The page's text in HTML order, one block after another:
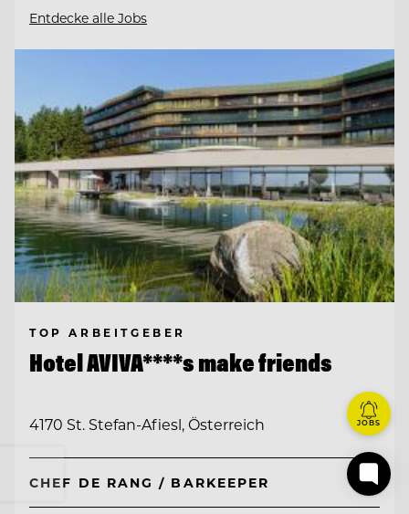
Entdecke alle Jobs
TOP ARBEITGEBER
Hotel AVIVA****s make friends
4170 St. Stefan-Afiesl, Österreich
CHEF DE RANG / BARKEEPER
JOBS